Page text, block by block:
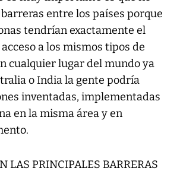
entre los países porque
tendrían exactamente el
a los mismos tipos de
cualquier lugar del mundo ya
o India la gente podría
inventadas, implementadas
en la misma área y en
LAS PRINCIPALES BARRERAS